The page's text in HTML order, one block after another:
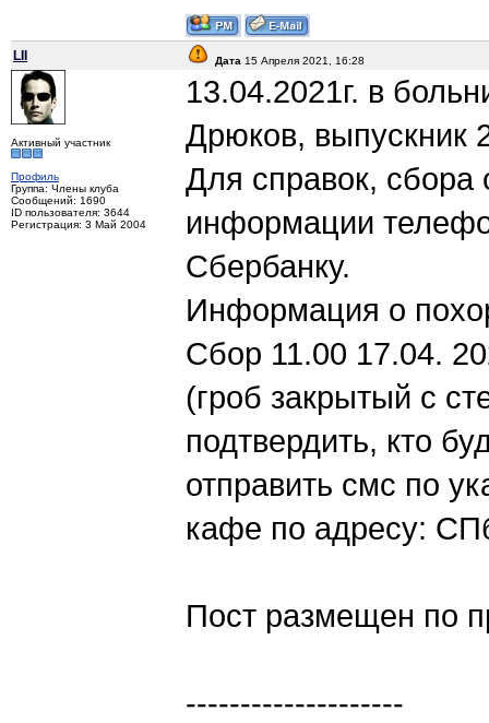
LII Дата 15 Апреля 2021, 16:28
Активный участник
Профиль
Группа: Члены клуба
Сообщений: 1690
ID пользователя: 3644
Регистрация: 3 Май 2004
13.04.2021г. в
Дрюков, выпускник
Для справок, сбора
информации
Сбербанку.
Информация о
Сбор 11.00 17.04.
(гроб закрытый с
подтвердить, кто
отправить смс по
кафе по адресу:
Пост размещен по
--------------------